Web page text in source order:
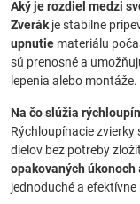
Aký je rozdiel medzi
Zverák je stabilne
upnutie materiálu
sú prenosné a
lepenia alebo montáže.
Na čo slúžia
Rýchloupínacie zvierky
dielov bez potreby
opakovaných úkonoch
jednoduché a efektívne